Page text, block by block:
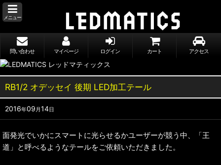
メニュー
問い合わせ マイページ ログイン カート アクセス
RB1/2 オデッセイ 後期 LED加工テール
2016年09 月14日
面発光でいかにスマートに光らせるかユーザーが競う中、「王
道」と呼べるようなテールをご依頼いただきました。